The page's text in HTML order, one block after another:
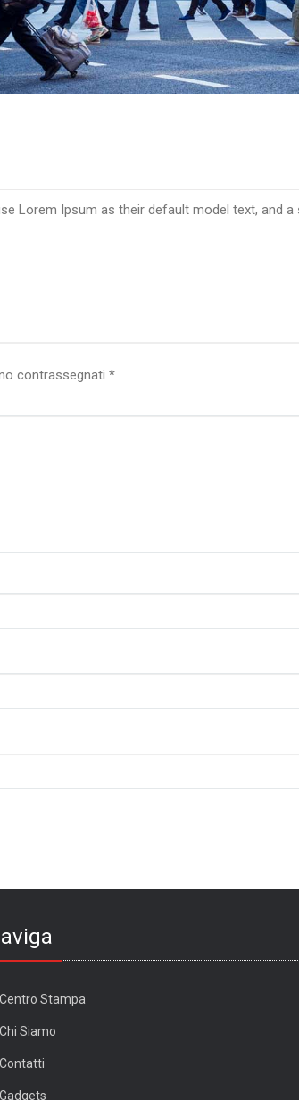
Lorem Ipsum as their default model text, and
contrassegnati *
Centro Stampa
Chi Siamo
Contatti
Gadgets